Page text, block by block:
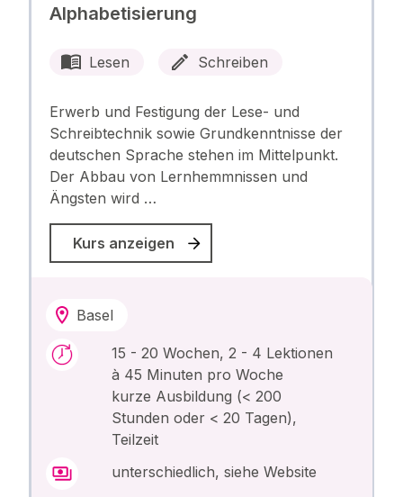
Alphabetisierung
Lesen Schreiben
Erwerb und Festigung der Lese- und
Schreibtechnik sowie Grundkenntnisse der
deutschen Sprache stehen im Mittelpunkt.
Der Abbau von Lernhemmnissen und
Ängsten wird …
Kurs anzeigen
Basel
15 - 20 Wochen, 2 - 4 Lektionen
à 45 Minuten pro Woche
kurze Ausbildung (< 200
Stunden oder < 20 Tagen),
Teilzeit
unterschiedlich, siehe Website